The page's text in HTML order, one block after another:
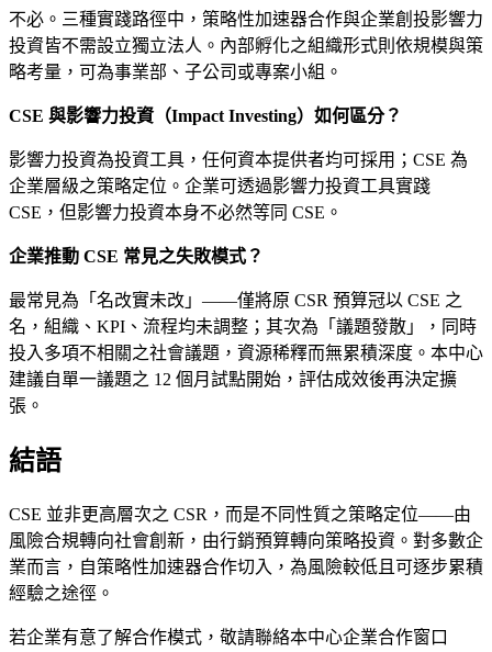
不必。三種實踐路徑中，策略性加速器合作與企業創投影響力
投資皆不需設立獨立法人。內部孵化之組織形式則依規模與策
略考量，可為事業部、子公司或專案小組。
CSE 與影響力投資（Impact Investing）如何區分？
影響力投資為投資工具，任何資本提供者均可採用；CSE 為
企業層級之策略定位。企業可透過影響力投資工具實踐
CSE，但影響力投資本身不必然等同 CSE。
企業推動 CSE 常見之失敗模式？
最常見為「名改實未改」——僅將原 CSR 預算冠以 CSE 之
名，組織、KPI、流程均未調整；其次為「議題發散」，同時
投入多項不相關之社會議題，資源稀釋而無累積深度。本中心
建議自單一議題之 12 個月試點開始，評估成效後再決定擴
張。
結語
CSE 並非更高層次之 CSR，而是不同性質之策略定位——由
風險合規轉向社會創新，由行銷預算轉向策略投資。對多數企
業而言，自策略性加速器合作切入，為風險較低且可逐步累積
經驗之途徑。
若企業有意了解合作模式，敬請聯絡本中心企業合作窗口